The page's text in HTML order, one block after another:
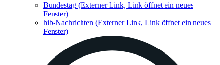
Bundestag (Externer Link, Link öffnet ein neues
Fenster)
hib-Nachrichten (Externer Link, Link öffnet ein neues
Fenster)